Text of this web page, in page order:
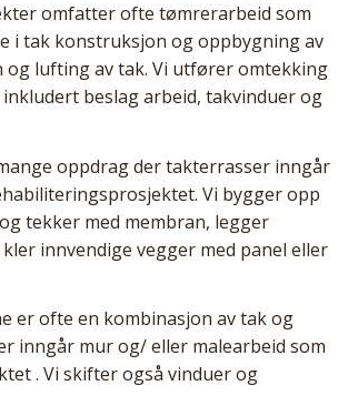
omfatter ofte tømrerarbeid som
i tak konstruksjon og oppbygning av
og lufting av tak. Vi utfører omtekking
beslag arbeid, takvinduer og
oppdrag der takterrasser inngår
Vi bygger opp
tekker med membran, legger
innvendige vegger med panel eller
er ofte en kombinasjon av tak og
inngår mur og/ eller malearbeid som
. Vi skifter også vinduer og